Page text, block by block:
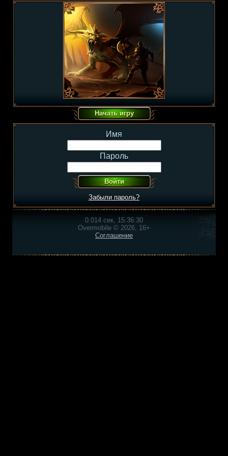
Имя
Пароль
Забыли пароль?
0.014 сек, 15:36:30
Overmobile © 2026, 16+
Соглашение